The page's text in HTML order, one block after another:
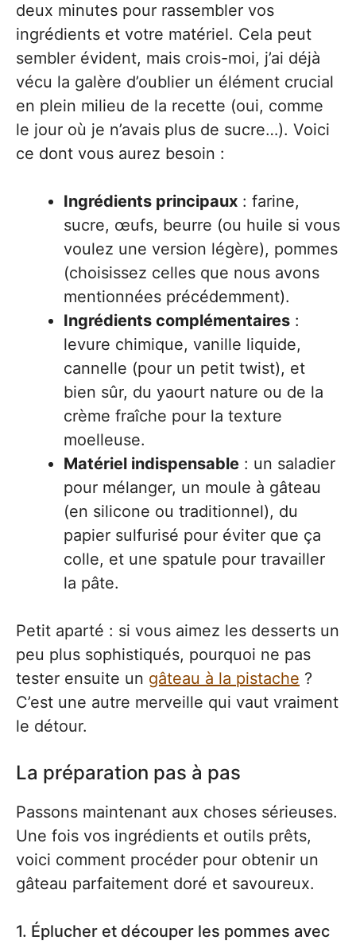
deux minutes pour rassembler vos
ingrédients et votre matériel. Cela peut
sembler évident, mais crois-moi, j’ai déjà
vécu la galère d’oublier un élément crucial
en plein milieu de la recette (oui, comme
le jour où je n’avais plus de sucre…). Voici
ce dont vous aurez besoin :
Ingrédients principaux : farine,
sucre, œufs, beurre (ou huile si vous
voulez une version légère), pommes
(choisissez celles que nous avons
mentionnées précédemment).
Ingrédients complémentaires :
levure chimique, vanille liquide,
cannelle (pour un petit twist), et
bien sûr, du yaourt nature ou de la
crème fraîche pour la texture
moelleuse.
Matériel indispensable : un saladier
pour mélanger, un moule à gâteau
(en silicone ou traditionnel), du
papier sulfurisé pour éviter que ça
colle, et une spatule pour travailler
la pâte.
Petit aparté : si vous aimez les desserts un
peu plus sophistiqués, pourquoi ne pas
tester ensuite un gâteau à la pistache ?
C’est une autre merveille qui vaut vraiment
le détour.
La préparation pas à pas
Passons maintenant aux choses sérieuses.
Une fois vos ingrédients et outils prêts,
voici comment procéder pour obtenir un
gâteau parfaitement doré et savoureux.
1. Éplucher et découper les pommes avec